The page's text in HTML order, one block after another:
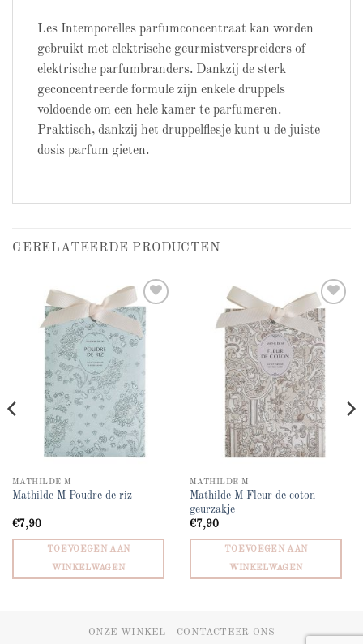
Les Intemporelles parfumconcentraat kan worden
gebruikt met elektrische geurmistverspreiders of
elektrische parfumbranders. Dankzij de sterk
geconcentreerde formule zijn enkele druppels
voldoende om een ​​hele kamer te parfumeren.
Praktisch, dankzij het druppelflesje kunt u de juiste
dosis parfum gieten.
GERELATEERDE PRODUCTEN
Add to
wishlist
MATHILDE M
Mathilde M Poudre de riz
€7,90
TOEVOEGEN AAN
WINKELWAGEN
Add to
wishlist
MATHILDE M
Mathilde M Fleur de coton
geurzakje
€7,90
TOEVOEGEN AAN
WINKELWAGEN
ONZE WINKEL CONTACTEER ONS